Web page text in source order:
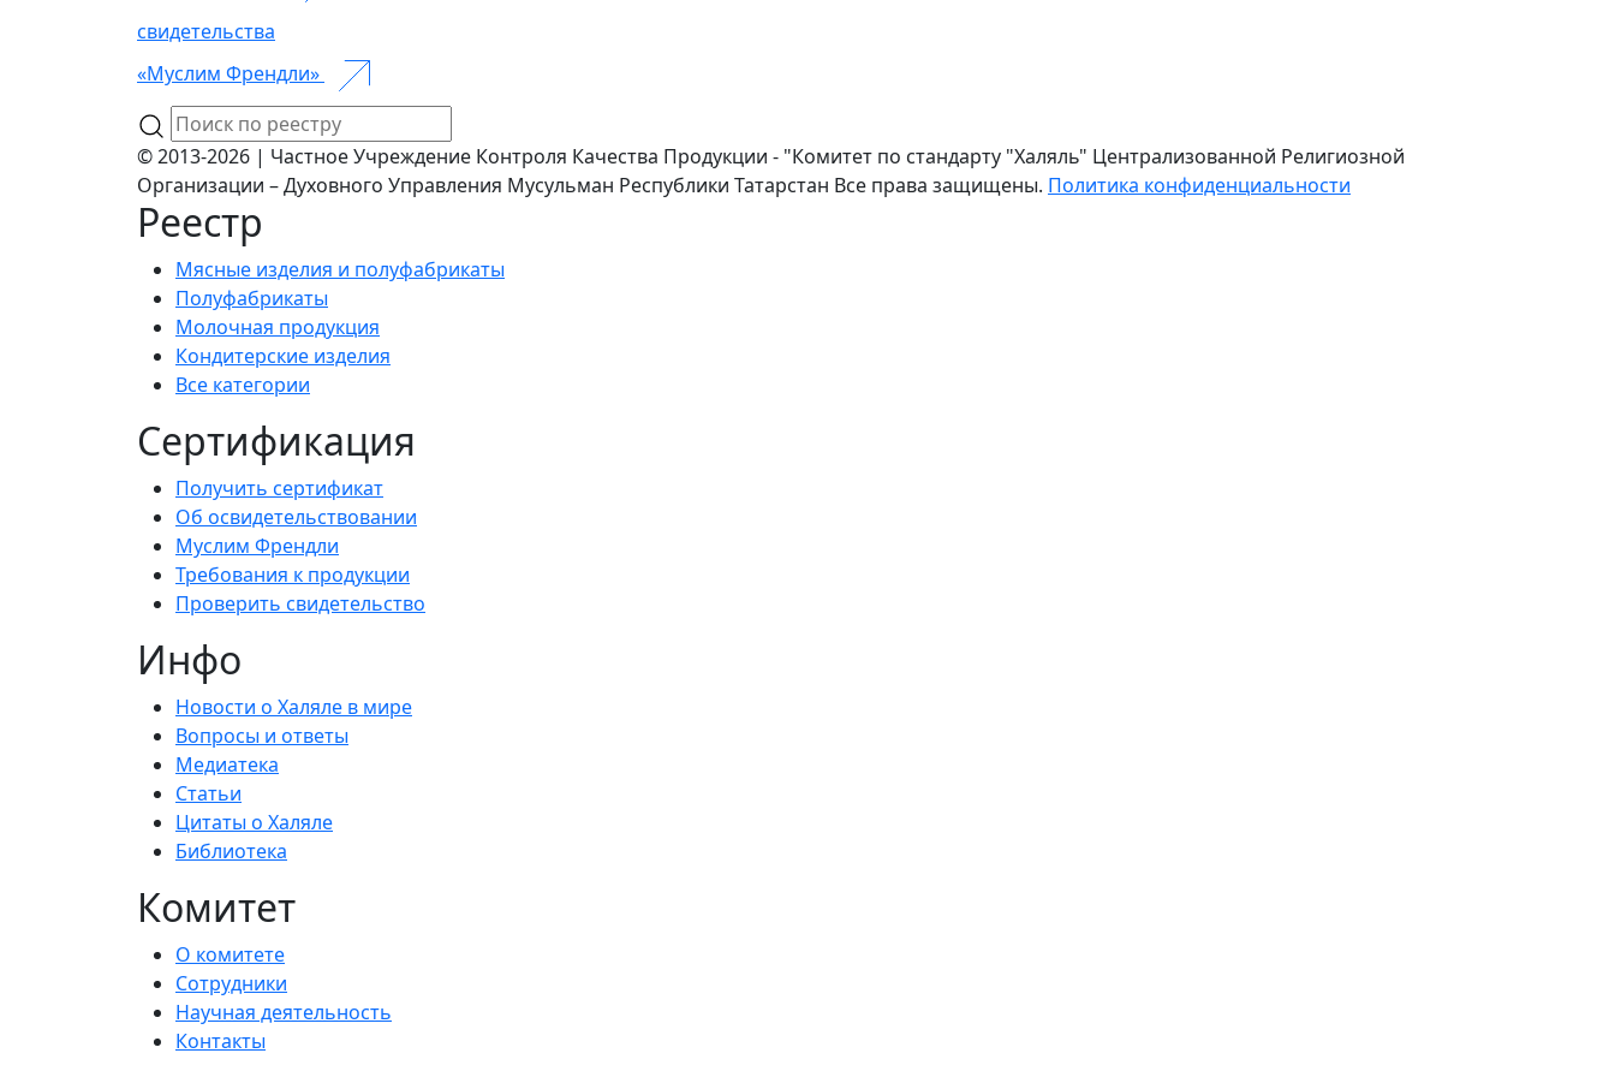
свидетельства
«Муслим Френдли»
© 2013-2026 | Частное Учреждение Контроля Качества Продукции - "Комитет по стандарту "Халяль" Централизованной Религиозной
Организации – Духовного Управления Мусульман Республики Татарстан Все права защищены. Политика конфиденциальности
Реестр
Мясные изделия и полуфабрикаты
Полуфабрикаты
Молочная продукция
Кондитерские изделия
Все категории
Сертификация
Получить сертификат
Об освидетельствовании
Муслим Френдли
Требования к продукции
Проверить свидетельство
Инфо
Новости о Халяле в мире
Вопросы и ответы
Медиатека
Статьи
Цитаты о Халяле
Библиотека
Комитет
О комитете
Сотрудники
Научная деятельность
Контакты